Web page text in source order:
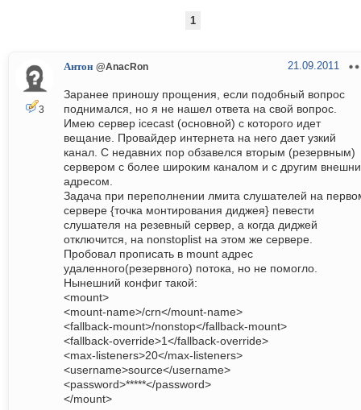
1
3
Антон @AnacRon 21.09.2011
Заранее приношу прощения, если подобный вопрос
поднимался, но я не нашел ответа на свой вопрос.
Имею сервер icecast (основной) с которого идет
вещание. Провайдер интернета на него дает узкий
канал. С недавних пор обзавелся вторым (резервным)
сервером с более широким каналом и с другим
адресом.
Задача при переполнении лмита слушателей на
сервере {точка монтирования диджея} певести
слушателя на резевный сервер, а когда диджей
отключится, на nonstoplist на этом же сервере.
Пробовал прописать в mount адрес
удаленного(резервного) потока, но не помогло.
Нынешний конфиг такой:
<mount>
<mount-name>/crn</mount-name>
<fallback-mount>/nonstop</fallback-mount>
<fallback-override>1</fallback-override>
<max-listeners>20</max-listeners>
<username>source</username>
<password>*****</password>
</mount>